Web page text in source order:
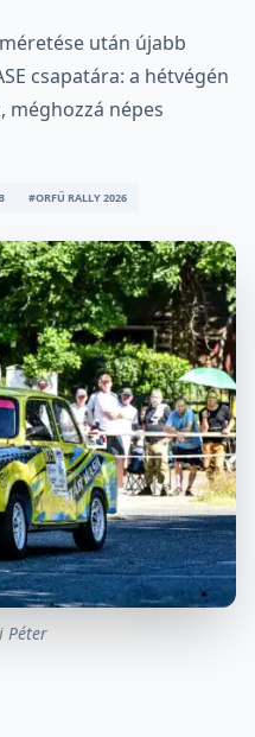
után újabb
csapatára: a hétvégén
méghozzá népes
#ORFŰ RALLY 2026
Péter